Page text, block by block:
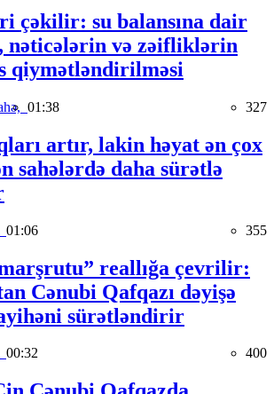
çəkilir: su balansına dair
nəticələrin və zəifliklərin
qiymətləndirilməsi
01:38 327
artır, lakin həyat ən çox
sahələrdə daha sürətlə
01:06 355
reallığa çevrilir:
Cənubi Qafqazı dəyişə
sürətləndirir
00:32 400